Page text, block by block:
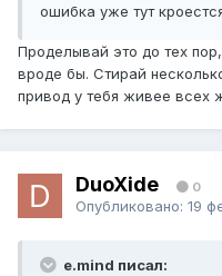
ошибка уже тут
Проделывай это до тех
вроде бы. Стирай
привод у тебя живее всех
DuoXide 0
Опубликовано: 19
e.mind писал: